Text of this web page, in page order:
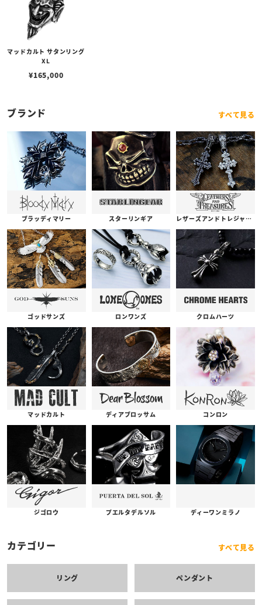
マッドカルト サタンリング
XL
¥165,000
ブランド すべて見る
ブラッディマリー スターリンギア レザーズアンドトレジャーズ
ゴッドサンズ ロンワンズ クロムハーツ
マッドカルト ディアブロッサム コンロン
ジゴロウ プエルタデルソル ディーワンミラノ
カテゴリー すべて見る
リング ペンダント